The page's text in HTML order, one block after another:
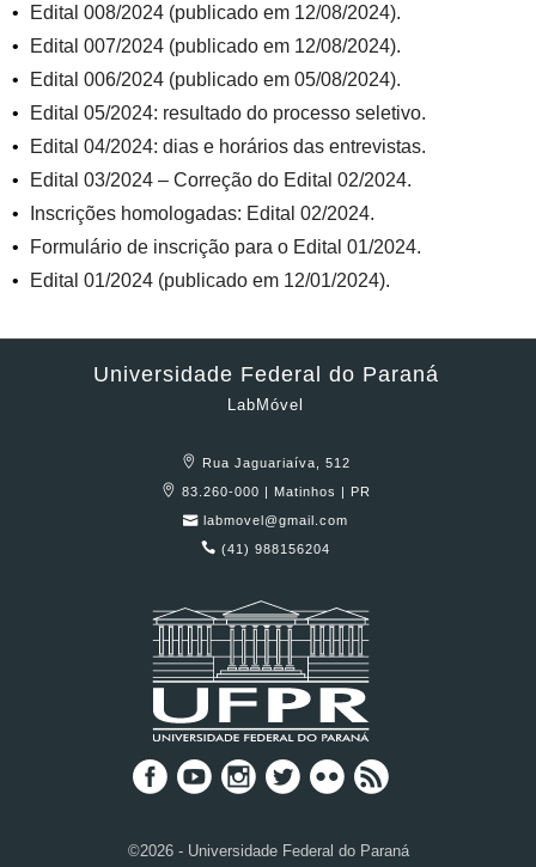
Edital 008/2024 (publicado em 12/08/2024).
Edital 007/2024 (publicado em 12/08/2024).
Edital 006/2024 (publicado em 05/08/2024).
Edital 05/2024: resultado do processo seletivo.
Edital 04/2024: dias e horários das entrevistas.
Edital 03/2024 – Correção do Edital 02/2024.
Inscrições homologadas: Edital 02/2024.
Formulário de inscrição para o Edital 01/2024.
Edital 01/2024 (publicado em 12/01/2024).
Universidade Federal do Paraná
LabMóvel
Rua Jaguariaíva, 512
83.260-000 | Matinhos | PR
labmovel@gmail.com
(41) 988156204
©2026 - Universidade Federal do Paraná